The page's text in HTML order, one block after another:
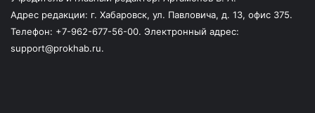
Адрес редакции: г. Хабаровск, ул. Павловича, д. 13, офис 375.
Телефон: +7-962-677-56-00. Электронный адрес:
support@prokhab.ru.